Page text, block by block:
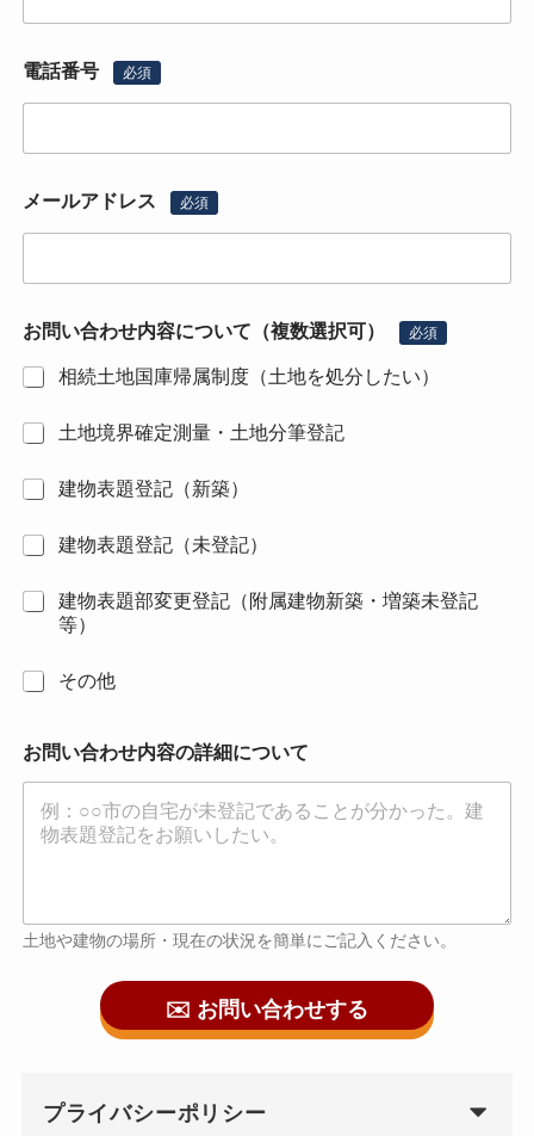
電話番号 必須
メールアドレス 必須
お問い合わせ内容について（複数選択可） 必須
相続土地国庫帰属制度（土地を処分したい）
土地境界確定測量・土地分筆登記
建物表題登記（新築）
建物表題登記（未登記）
建物表題部変更登記（附属建物新築・増築未登記
等）
その他
お問い合わせ内容の詳細について
土地や建物の場所・現在の状況を簡単にご記入ください。
✉️ お問い合わせする
プライバシーポリシー